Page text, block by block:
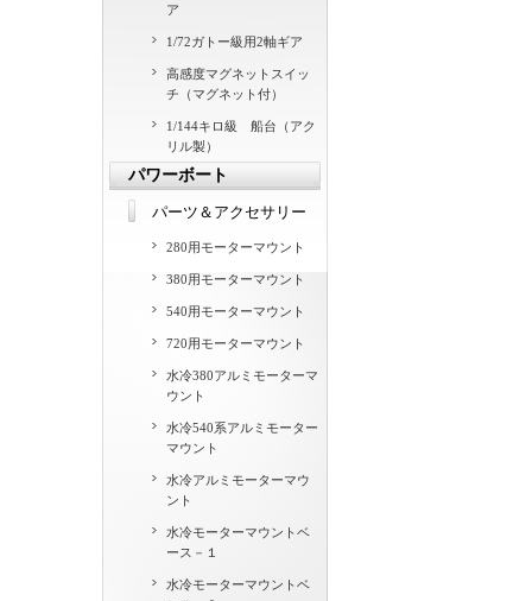
ア
1/72ガトー級用2軸ギア
高感度マグネットスイッ
チ（マグネット付）
1/144キロ級 船台（アク
リル製）
パワーボート
パーツ＆アクセサリー
280用モーターマウント
380用モーターマウント
540用モーターマウント
720用モーターマウント
水冷380アルミモーターマ
ウント
水冷540系アルミモーター
マウント
水冷アルミモーターマウ
ント
水冷モーターマウントベ
ース－１
水冷モーターマウントベ